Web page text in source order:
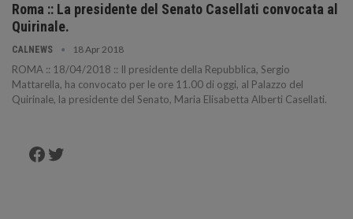
Roma :: La presidente del Senato Casellati convocata al
Quirinale.
CALNEWS 18 Apr 2018
ROMA :: 18/04/2018 :: Il presidente della Repubblica, Sergio
Mattarella, ha convocato per le ore 11.00 di oggi, al Palazzo del
Quirinale, la presidente del Senato, Maria Elisabetta Alberti Casellati.
Facebook
Twitter